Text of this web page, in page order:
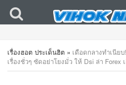
เรื่องฮอต ประเด็นฮิต » เดือดกลางทำเนีย
เรื่องชั่วๆ ซัดอย่าโยงมั่ว ให้ Dsi ล่า Forex